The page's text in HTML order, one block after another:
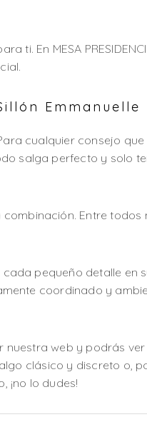
ti. En MESA
Emmanuelle
cualquier consejo que
salga perfecto y solo
Entre todos
pequeño detalle en
coordinado y
web y podrás
clásico y discreto o,
¡no lo dudes!